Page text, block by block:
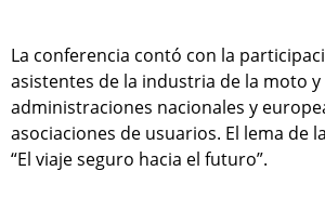
La conferencia contó con la
asistentes de la industria de la moto y
administraciones nacionales y
asociaciones de usuarios. El lema de
“El viaje seguro hacia el futuro”.